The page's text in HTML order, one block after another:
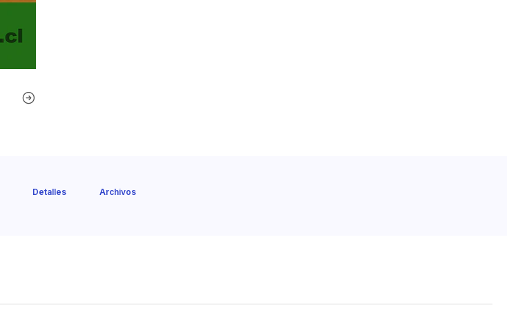
Detalles Archivos